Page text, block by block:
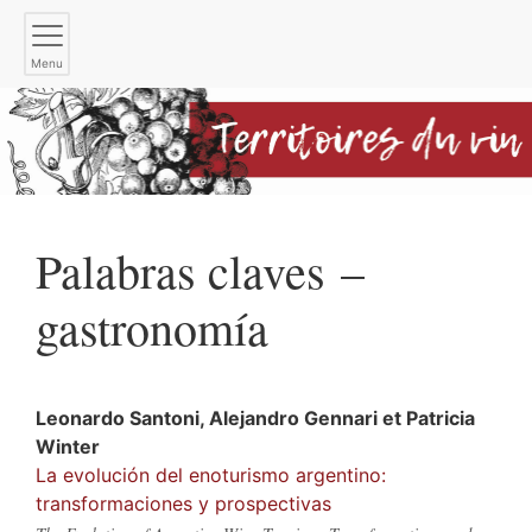
Menu
Palabras claves –
gastronomía
Leonardo Santoni, Alejandro Gennari et Patricia
Winter
La evolución del enoturismo argentino:
transformaciones y prospectivas